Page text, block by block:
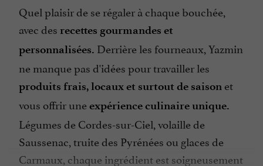
Quel plaisir de se régaler à chaque bouchée,
avec des recettes gourmandes et
personnalisées. Derrière les fourneaux, Yazmin
ne manque pas d'idées pour travailler les
produits frais, locaux et surtout de saison et
vous offrir uneexpérience culinaire unique.
Légumes de Cordes-sur-Ciel, volaille de
Saussenac, truite des Pyrénées ou glaces de
Carmaux, chaque ingrédient est soigneusement